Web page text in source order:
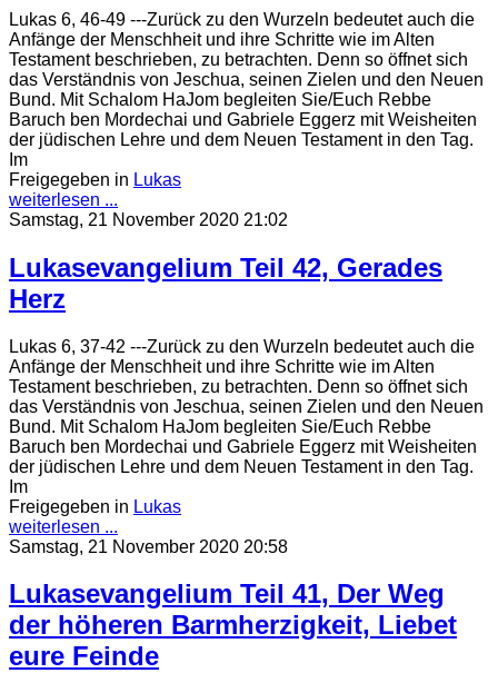
Lukas 6, 46-49 ---Zurück zu den Wurzeln bedeutet auch die
Anfänge der Menschheit und ihre Schritte wie im Alten
Testament beschrieben, zu betrachten. Denn so öffnet sich
das Verständnis von Jeschua, seinen Zielen und den Neuen
Bund. Mit Schalom HaJom begleiten Sie/Euch Rebbe
Baruch ben Mordechai und Gabriele Eggerz mit Weisheiten
der jüdischen Lehre und dem Neuen Testament in den Tag.
Im
Freigegeben in Lukas
weiterlesen ...
Samstag, 21 November 2020 21:02
Lukasevangelium Teil 42, Gerades
Herz
Lukas 6, 37-42 ---Zurück zu den Wurzeln bedeutet auch die
Anfänge der Menschheit und ihre Schritte wie im Alten
Testament beschrieben, zu betrachten. Denn so öffnet sich
das Verständnis von Jeschua, seinen Zielen und den Neuen
Bund. Mit Schalom HaJom begleiten Sie/Euch Rebbe
Baruch ben Mordechai und Gabriele Eggerz mit Weisheiten
der jüdischen Lehre und dem Neuen Testament in den Tag.
Im
Freigegeben in Lukas
weiterlesen ...
Samstag, 21 November 2020 20:58
Lukasevangelium Teil 41, Der Weg
der höheren Barmherzigkeit, Liebet
eure Feinde